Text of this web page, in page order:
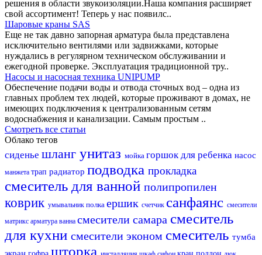
решения в области звукоизоляции.Наша компания расширяет
свой ассортимент! Теперь у нас появилс..
Шаровые краны SAS
Еще не так давно запорная арматура была представлена
исключительно вентилями или задвижками, которые
нуждались в регулярном техническом обслуживании и
ежегодной проверке. Эксплуатация традиционной тру..
Насосы и насосная техника UNIPUMP
Обеспечение подачи воды и отвода сточных вод – одна из
главных проблем тех людей, которые проживают в домах, не
имеющих подключения к централизованным сетям
водоснабжения и канализации. Самым простым ..
Смотреть все статьи
Облако тегов
сиденье шланг унитаз мойка горшок для ребенка насос
манжета трап радиатор подводка прокладка
смеситель для ванной полипропилен
коврик умывальник полка ершик счетчик санфаянс смесители
матрикс арматура ванна смесители самара смеситель
для кухни смесители эконом смеситель тумба
шторка